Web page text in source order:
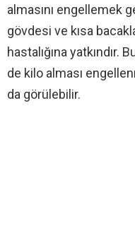
almasını engellemek
gövdesi ve kısa
hastalığına yatkındır.
de kilo alması
da görülebilir.